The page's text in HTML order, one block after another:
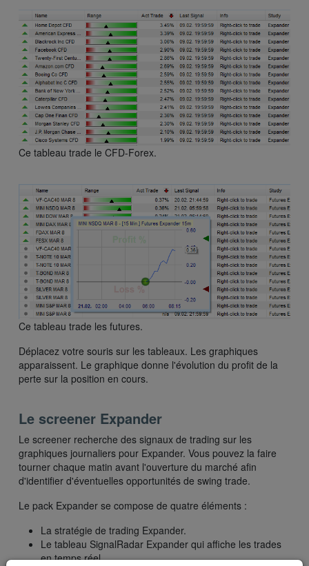
Ce tableau trade le CFD-Forex.
Ce tableau trade les futures.
Déplacez votre souris sur les tableaux. Les graphiques
apparaissent. Le graphique donne l'évolution du profit de la
perte sur la position en cours.
Le screener Expander
Le screener recherche des signaux de trading sur les
graphiques journaliers pour Expander. Vous pouvez la faire
tourner chaque matin avant l'ouverture du marché afin
d'identifier d'éventuelles opportunités de swing trade.
Le pack Expander se compose de quatre éléments :
La stratégie de trading Expander.
Le tableau SignalRadar Expander qui affiche les trades
en temps réel.